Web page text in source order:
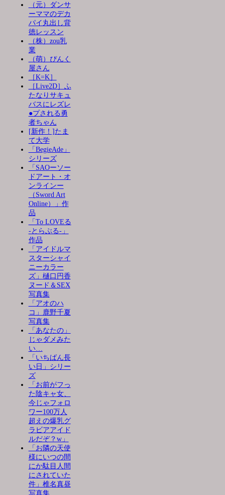
（元）ダンサ
ーママのデカ
パイ丸出し背
徳レッスン
（株）zou乳
業
（萌）ぴんく
屋さん
［K=K］
［Live2D］ふ
たなりサキュ
バスにレズレ
●プされる勇
者ちゃん
[新作！]たま
て大学
「BegieAde」
シリーズ
「SAOーソー
ドアート・オ
ンラインー
（Sword Art
Online）」作
品
「To LOVEる
-とらぶる-」
作品
「アイドルマ
スターシャイ
ニーカラー
ズ」樋口円香
ヌード＆SEX
写真集
「アオのハ
コ」鹿野千夏
写真集
「あなたの」
じゃダメみた
い…
「いちばん長
い日」シリー
ズ
「お前がフっ
た陰キャ女、
今じゃフォロ
ワー100万人
超えの爆乳グ
ラビアアイド
ルだぞ？w」
「お隣の天使
様にいつの間
にか駄目人間
にされていた
件」椎名真昼
写真集